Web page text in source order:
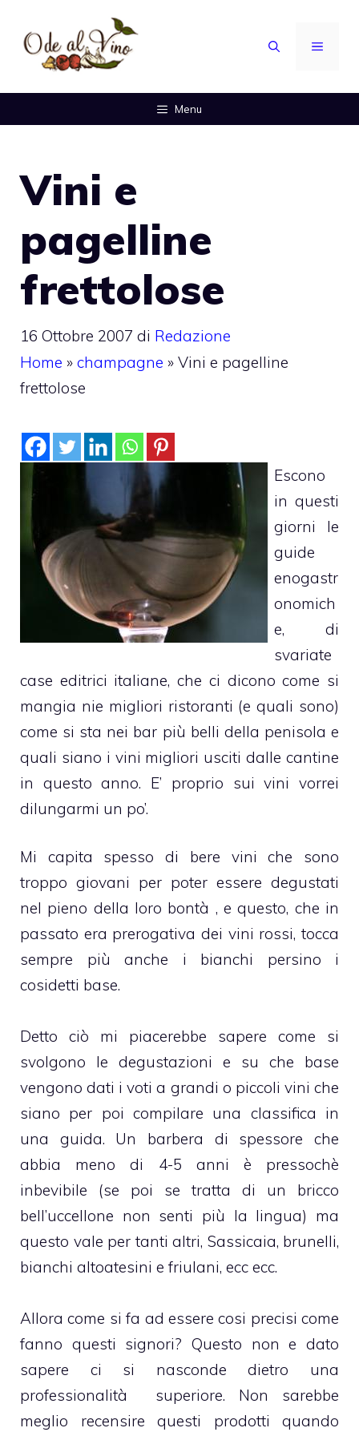
contenuto
MENU
Menu
Vini e
pagelline
frettolose
16 Ottobre 2007 di Redazione
Home » champagne » Vini e pagelline
frettolose
Escono
in questi
giorni le
guide
enogastr
onomich
e, di
svariate
case editrici italiane, che ci dicono come si
mangia nie migliori ristoranti (e quali sono)
come si sta nei bar più belli della penisola e
quali siano i vini migliori usciti dalle cantine
in questo anno. E’ proprio sui vini vorrei
dilungarmi un po’.
Mi capita spesso di bere vini che sono
troppo giovani per poter essere degustati
nel pieno della loro bontà , e questo, che in
passato era prerogativa dei vini rossi, tocca
sempre più anche i bianchi persino i
cosidetti base.
Detto ciò mi piacerebbe sapere come si
svolgono le degustazioni e su che base
vengono dati i voti a grandi o piccoli vini che
siano per poi compilare una classifica in
una guida. Un barbera di spessore che
abbia meno di 4-5 anni è pressochè
inbevibile (se poi se tratta di un bricco
bell’uccellone non senti più la lingua) ma
questo vale per tanti altri, Sassicaia, brunelli,
bianchi altoatesini e friulani, ecc ecc.
Allora come si fa ad essere cosi precisi come
fanno questi signori? Questo non e dato
sapere ci si nasconde dietro una
professionalità superiore. Non sarebbe
meglio recensire questi prodotti quando